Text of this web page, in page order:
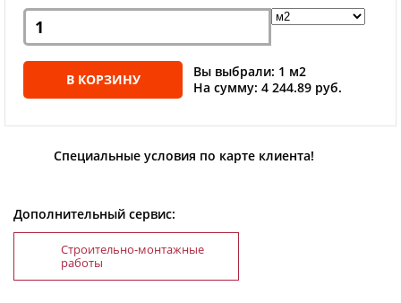
В КОРЗИНУ
Вы выбрали: 1 м2
На сумму: 4 244.89 руб.
Специальные условия по карте клиента!
Дополнительный сервис:
Строительно-монтажные
работы